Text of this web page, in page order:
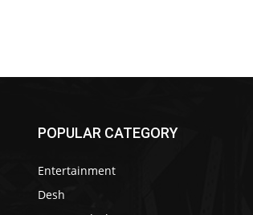
POPULAR CATEGORY
Entertainment
Desh